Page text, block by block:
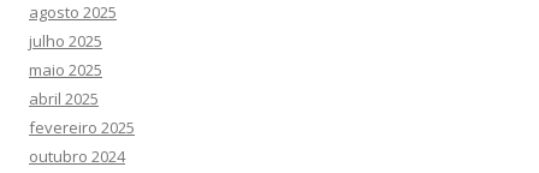
agosto 2025
julho 2025
maio 2025
abril 2025
fevereiro 2025
outubro 2024